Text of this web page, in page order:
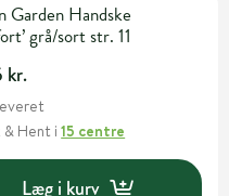
Garden Handske
grå/sort str. 11
kr.
& Hent i15 centre
Læg i kurv